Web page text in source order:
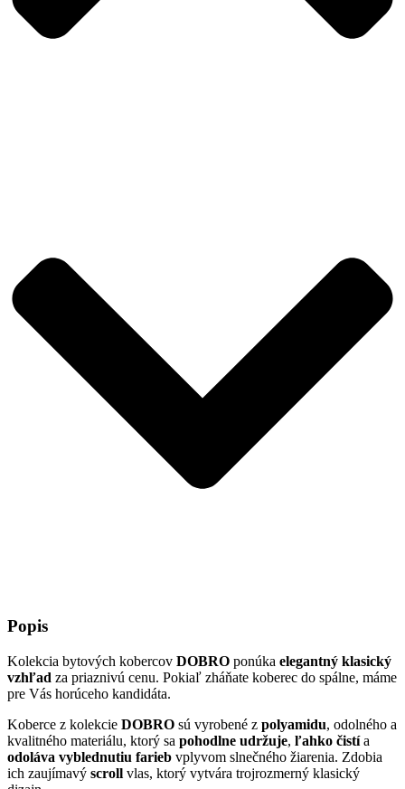
Popis
Kolekcia bytových kobercov DOBRO ponúka elegantný klasický
vzhľad za priaznivú cenu. Pokiaľ zháňate koberec do spálne, máme
pre Vás horúceho kandidáta.
Koberce z kolekcie DOBRO sú vyrobené z polyamidu, odolného a
kvalitného materiálu, ktorý sa pohodlne udržuje, ľahko čistía
odoláva vyblednutiu farieb vplyvom slnečného žiarenia. Zdobia
ich zaujímavý scroll vlas, ktorý vytvára trojrozmerný klasický